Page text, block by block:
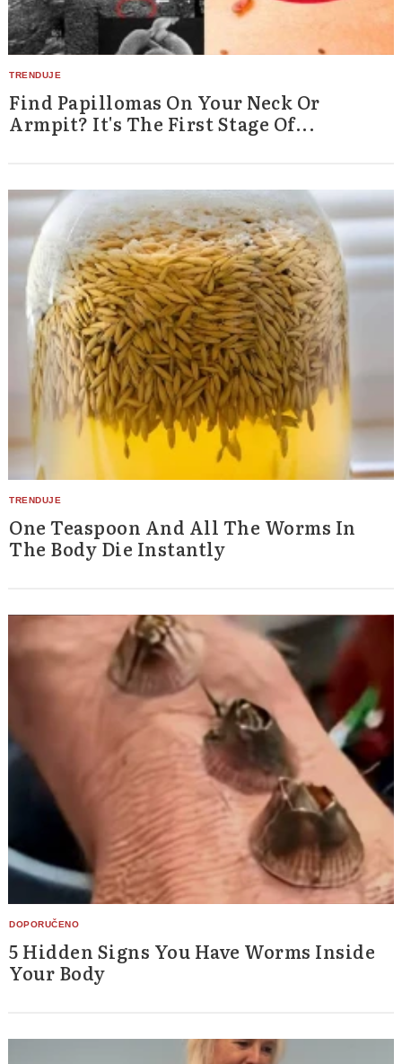
Find Papillomas On Your Neck Or
Armpit? It's The First Stage Of...
One Teaspoon And All The Worms In
The Body Die Instantly
5 Hidden Signs You Have Worms Inside
Your Body